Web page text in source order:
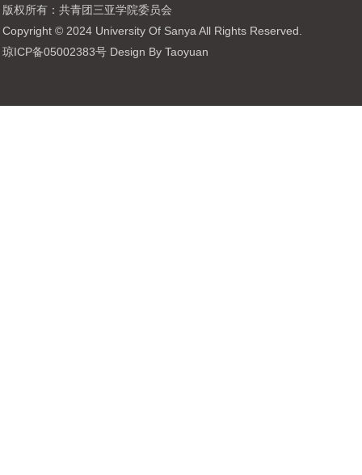
版权所有：共青团三亚学院委员会
Copyright © 2024 University Of Sanya All Rights Reserved.
琼ICP备05002383号 Design By Taoyuan